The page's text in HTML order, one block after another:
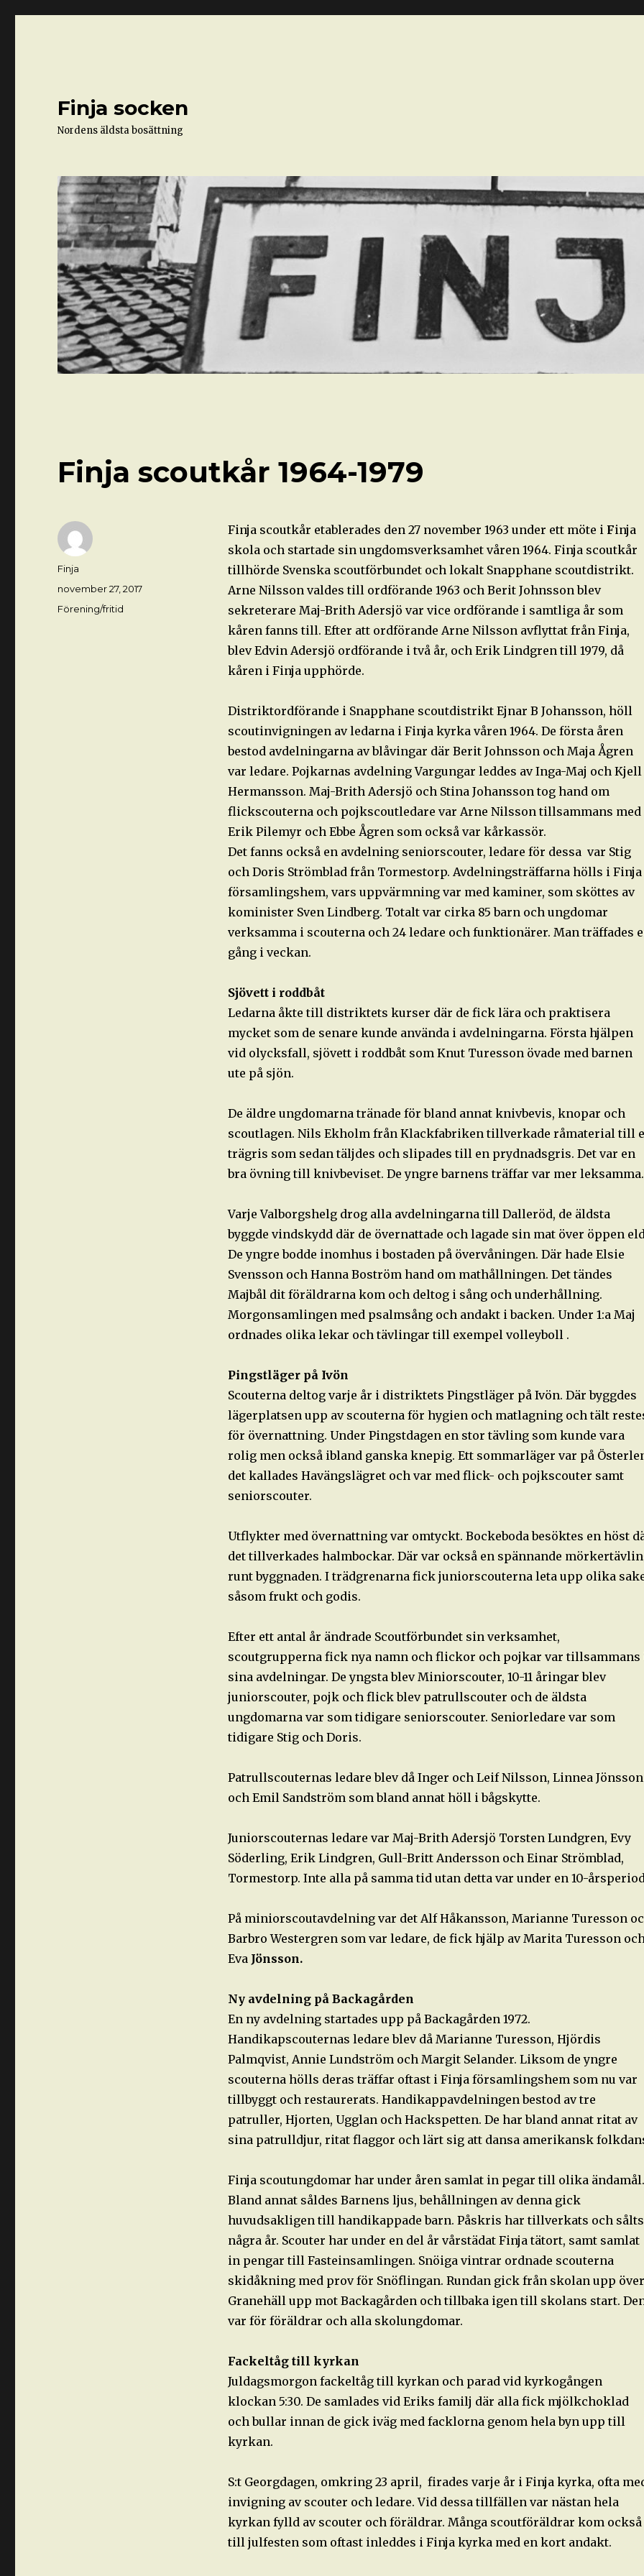
Finja socken
Nordens äldsta bosättning
Finja scoutkår 1964-1979
Finja scoutkår etablerades den 27 november 1963 under ett möte i Finja
skola och startade sin ungdomsverksamhet våren 1964. Finja scoutkår
tillhörde Svenska scoutförbundet och lokalt Snapphane scoutdistrikt.
Arne Nilsson valdes till ordförande 1963 och Berit Johnsson blev
sekreterare Maj-Brith Adersjö var vice ordförande i samtliga år som
kåren fanns till. Efter att ordförande Arne Nilsson avflyttat från Finja,
blev Edvin Adersjö ordförande i två år, och Erik Lindgren till 1979, då
kåren i Finja upphörde.
Distriktordförande i Snapphane scoutdistrikt Ejnar B Johansson, höll
scoutinvigningen av ledarna i Finja kyrka våren 1964. De första åren
bestod avdelningarna av blåvingar där Berit Johnsson och Maja Ågren
var ledare. Pojkarnas avdelning Vargungar leddes av Inga-Maj och Kjell
Hermansson. Maj-Brith Adersjö och Stina Johansson tog hand om
flickscouterna och pojkscoutledare var Arne Nilsson tillsammans med
Erik Pilemyr och Ebbe Ågren som också var kårkassör.
Det fanns också en avdelning seniorscouter, ledare för dessa var Stig
och Doris Strömblad från Tormestorp. Avdelningsträffarna hölls i Finja
församlingshem, vars uppvärmning var med kaminer, som sköttes av
kominister Sven Lindberg. Totalt var cirka 85 barn och ungdomar
verksamma i scouterna och 24 ledare och funktionärer. Man träffades
gång i veckan.
Sjövett i roddbåt
Ledarna åkte till distriktets kurser där de fick lära och praktisera
mycket som de senare kunde använda i avdelningarna. Första hjälpen
vid olycksfall, sjövett i roddbåt som Knut Turesson övade med barnen
ute på sjön.
De äldre ungdomarna tränade för bland annat knivbevis, knopar och
scoutlagen. Nils Ekholm från Klackfabriken tillverkade råmaterial till
trägris som sedan täljdes och slipades till en prydnadsgris. Det var en
bra övning till knivbeviset. De yngre barnens träffar var mer leksamma.
Varje Valborgshelg drog alla avdelningarna till Dalleröd, de äldsta
byggde vindskydd där de övernattade och lagade sin mat över öppen
De yngre bodde inomhus i bostaden på övervåningen. Där hade Elsie
Svensson och Hanna Boström hand om mathållningen. Det tändes
Majbål dit föräldrarna kom och deltog i sång och underhållning.
Morgonsamlingen med psalmsång och andakt i backen. Under 1:a Maj
ordnades olika lekar och tävlingar till exempel volleyboll .
Pingstläger på Ivön
Scouterna deltog varje år i distriktets Pingstläger på Ivön. Där byggdes
lägerplatsen upp av scouterna för hygien och matlagning och tält
för övernattning. Under Pingstdagen en stor tävling som kunde vara
rolig men också ibland ganska knepig. Ett sommarläger var på
det kallades Havängslägret och var med flick- och pojkscouter samt
seniorscouter.
Utflykter med övernattning var omtyckt. Bockeboda besöktes en höst
det tillverkades halmbockar. Där var också en spännande
runt byggnaden. I trädgrenarna fick juniorscouterna leta upp olika
såsom frukt och godis.
Efter ett antal år ändrade Scoutförbundet sin verksamhet,
scoutgrupperna fick nya namn och flickor och pojkar var tillsammans
sina avdelningar. De yngsta blev Miniorscouter, 10-11 åringar blev
juniorscouter, pojk och flick blev patrullscouter och de äldsta
ungdomarna var som tidigare seniorscouter. Seniorledare var som
tidigare Stig och Doris.
Patrullscouternas ledare blev då Inger och Leif Nilsson, Linnea Jönsson
och Emil Sandström som bland annat höll i bågskytte.
Juniorscouternas ledare var Maj-Brith Adersjö Torsten Lundgren, Evy
Söderling, Erik Lindgren, Gull-Britt Andersson och Einar Strömblad,
Tormestorp. Inte alla på samma tid utan detta var under en 10-
På miniorscoutavdelning var det Alf Håkansson, Marianne Turesson
Barbro Westergren som var ledare, de fick hjälp av Marita Turesson
Eva Jönsson.
Ny avdelning på Backagården
En ny avdelning startades upp på Backagården 1972.
Handikapscouternas ledare blev då Marianne Turesson, Hjördis
Palmqvist, Annie Lundström och Margit Selander. Liksom de yngre
scouterna hölls deras träffar oftast i Finja församlingshem som nu var
tillbyggt och restaurerats. Handikappavdelningen bestod av tre
patruller, Hjorten, Ugglan och Hackspetten. De har bland annat ritat av
sina patrulldjur, ritat flaggor och lärt sig att dansa amerikansk
Finja scoutungdomar har under åren samlat in pegar till olika ändamål.
Bland annat såldes Barnens ljus, behållningen av denna gick
huvudsakligen till handikappade barn. Påskris har tillverkats och sålts
några år. Scouter har under en del år vårstädat Finja tätort, samt samlat
in pengar till Fasteinsamlingen. Snöiga vintrar ordnade scouterna
skidåkning med prov för Snöflingan. Rundan gick från skolan upp över
Granehäll upp mot Backagården och tillbaka igen till skolans start.
var för föräldrar och alla skolungdomar.
Fackeltåg till kyrkan
Juldagsmorgon fackeltåg till kyrkan och parad vid kyrkogången
klockan 5:30. De samlades vid Eriks familj där alla fick mjölkchoklad
och bullar innan de gick iväg med facklorna genom hela byn upp till
kyrkan.
S:t Georgdagen, omkring 23 april, firades varje år i Finja kyrka, ofta
invigning av scouter och ledare. Vid dessa tillfällen var nästan hela
kyrkan fylld av scouter och föräldrar. Många scoutföräldrar kom också
till julfesten som oftast inleddes i Finja kyrka med en kort andakt.
Författare
Finja
Postat
november 27, 2017
Kategorier
Förening/fritid